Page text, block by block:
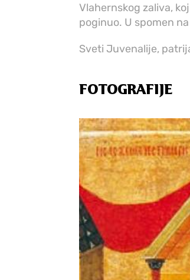
Vlahernskog zaliva,
poginuo. U spomen
Sveti Juvenalije,
FOTOGRAFIJE